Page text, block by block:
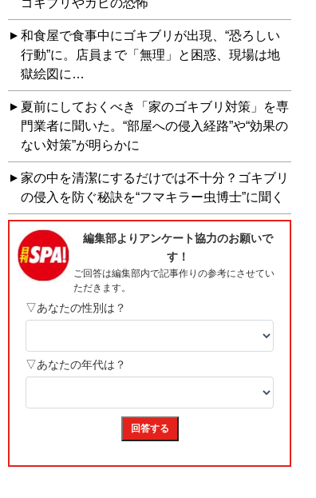
ゴキブリやカビの恐怖
和食屋で食事中にゴキブリが出現、“恐ろしい
行動”に。店員まで「無理」と困惑、現場は地
獄絵図に…
夏前にしておくべき「家のゴキブリ対策」を専
門業者に聞いた。“部屋への侵入経路”や“効果の
ない対策”が明らかに
家の中を清潔にするだけでは不十分？ゴキブリ
の侵入を防ぐ秘訣を“フマキラー虫博士”に聞く